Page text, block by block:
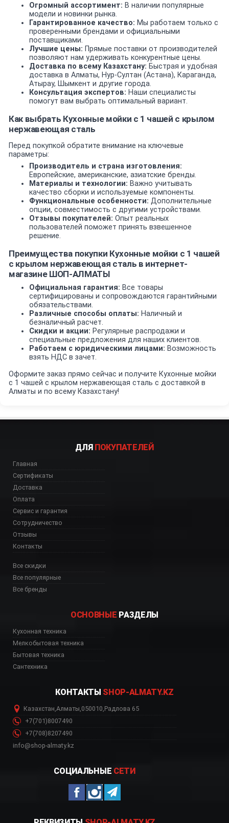
Огромный ассортимент: В наличии популярные
модели и новинки рынка.
Гарантированное качество: Мы работаем только с
проверенными брендами и официальными
поставщиками.
Лучшие цены: Прямые поставки от производителей
позволяют нам удерживать конкурентные цены.
Доставка по всему Казахстану: Быстрая и удобная
доставка в Алматы, Нур-Султан (Астана), Караганда,
Атырау, Шымкент и другие города.
Консультация экспертов: Наши специалисты
помогут вам выбрать оптимальный вариант.
Как выбрать Кухонные мойки с 1 чашей c крылом
нержавеющая сталь
Перед покупкой обратите внимание на ключевые
параметры:
Производитель и страна изготовления:
Европейские, американские, азиатские бренды.
Материалы и технологии: Важно учитывать
качество сборки и используемые компоненты.
Функциональные особенности: Дополнительные
опции, совместимость с другими устройствами.
Отзывы покупателей: Опыт реальных
пользователей поможет принять взвешенное
решение.
Преимущества покупки Кухонные мойки с 1 чашей
c крылом нержавеющая сталь в интернет-
магазине ШОП-АЛМАТЫ
Официальная гарантия: Все товары
сертифицированы и сопровождаются гарантийными
обязательствами.
Различные способы оплаты: Наличный и
безналичный расчет.
Скидки и акции: Регулярные распродажи и
специальные предложения для наших клиентов.
Работаем с юридическими лицами: Возможность
взять НДС в зачет.
Оформите заказ прямо сейчас и получите Кухонные мойки
с 1 чашей c крылом нержавеющая сталь с доставкой в
Алматы и по всему Казахстану!
ДЛЯ ПОКУПАТЕЛЕЙ
Главная
Сертификаты
Доставка
Оплата
Сервис и гарантия
Сотрудничество
Отзывы
Контакты
Все скидки
Все популярные
Все бренды
ОСНОВНЫЕ РАЗДЕЛЫ
Кухонная техника
Мелкобытовая техника
Бытовая техника
Сантехника
КОНТАКТЫ SHOP-ALMATY.KZ
Казахстан,Алматы,050010,Радлова 65
+7(701)8007490
+7(708)8207490
info@shop-almaty.kz
СОЦИАЛЬНЫЕ СЕТИ